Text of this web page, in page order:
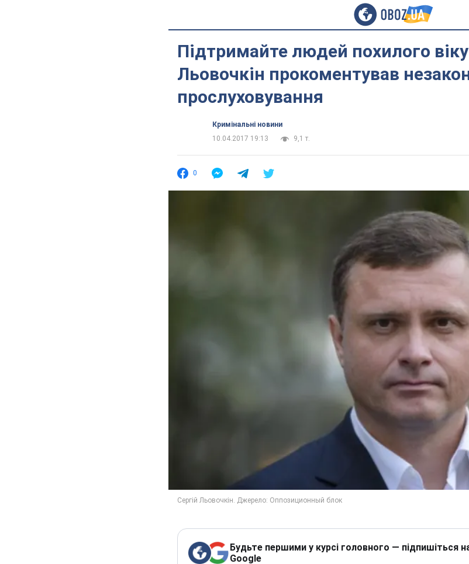
Підтримайте людей похилого віку
Льовочкін прокоментував
прослуховування
Кримінальні новини
10.04.2017 19:13
9,1 т.
0
Будьте першими у курсі головного — підпишіться
Google